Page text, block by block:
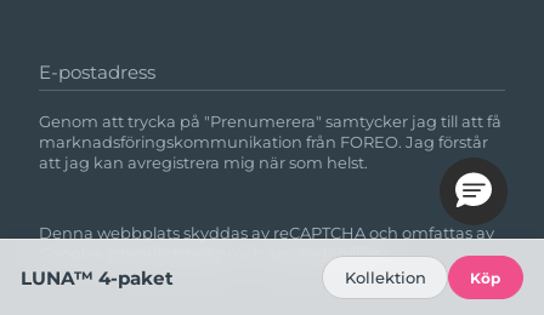
E-postadress
Genom att trycka på "Prenumerera" samtycker jag till att få
marknadsföringskommunikation från FOREO. Jag förstår
att jag kan avregistrera mig när som helst.
Denna webbplats skyddas av reCAPTCHA och omfattas av
användarvillkor.
LUNA™ 4-paket Kollektion Köp